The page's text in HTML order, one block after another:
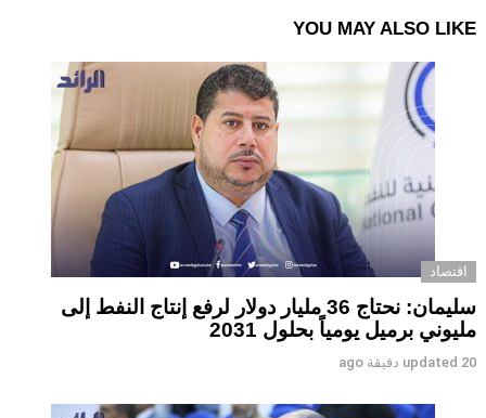
YOU MAY ALSO LIKE
اقتصاد
سليمان: نحتاج 36 مليار دولار لرفع إنتاج النفط إلى
مليوني برميل يومياً بحلول 2031
updated 20 دقيقة ago